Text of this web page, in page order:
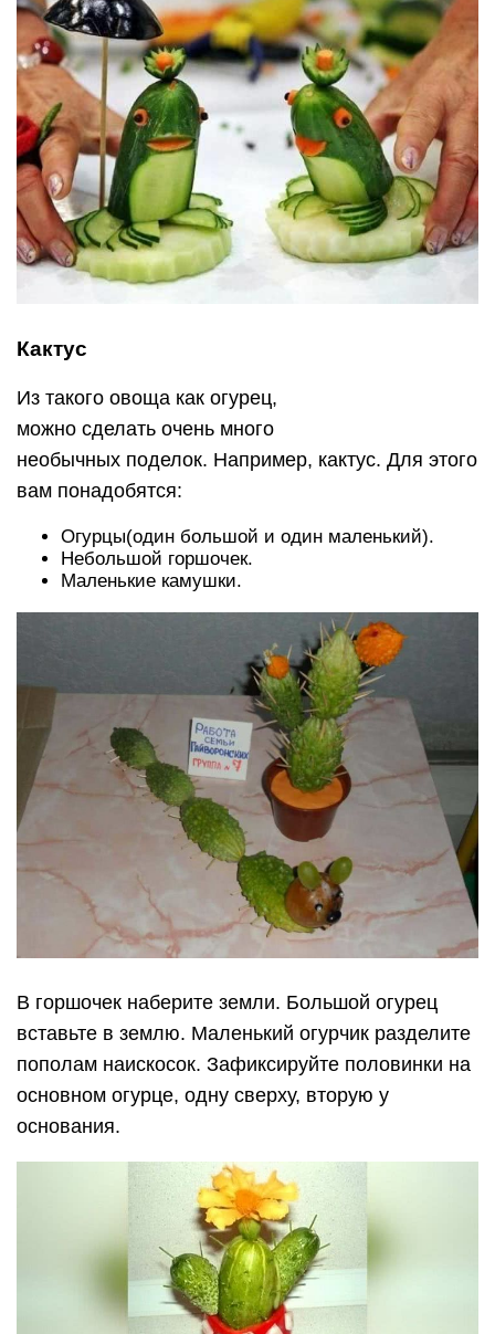
Кактус
Из такого овоща как огурец,
можно сделать очень много
необычных поделок. Например, кактус. Для этого
вам понадобятся:
Огурцы(один большой и один маленький).
Небольшой горшочек.
Маленькие камушки.
В горшочек наберите земли. Большой огурец
вставьте в землю. Маленький огурчик разделите
пополам наискосок. Зафиксируйте половинки на
основном огурце, одну сверху, вторую у
основания.